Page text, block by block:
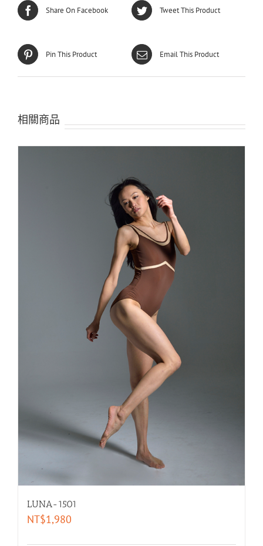
Share On Facebook Tweet This Product
Pin This Product Email This Product
相關商品
LUNA-1501
NT$1,980